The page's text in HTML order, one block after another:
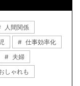
人間関係
仕事効率化
夫婦
しゃれも